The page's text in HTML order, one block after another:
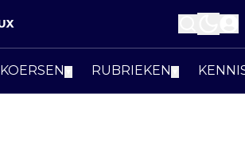
KOERSEN RUBRIEKEN